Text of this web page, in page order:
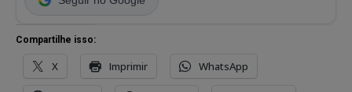
Compartilhe isso:
X Imprimir WhatsApp